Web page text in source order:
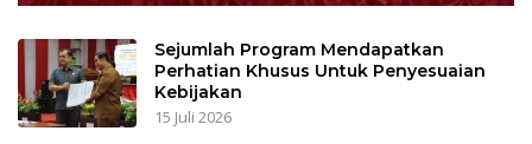
Sejumlah Program Mendapatkan
Perhatian Khusus Untuk Penyesuaian
Kebijakan
15 Juli 2026